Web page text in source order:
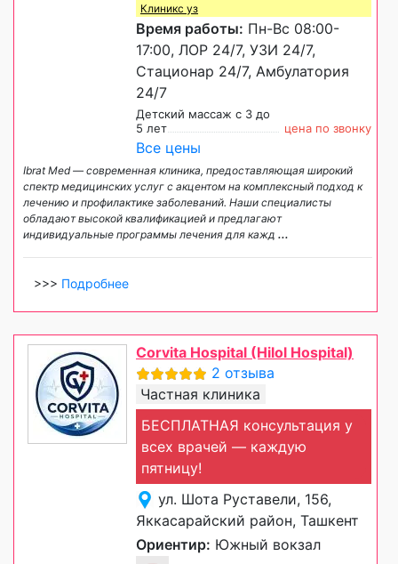
Клиникс уз
Время работы: Пн-Вс 08:00-
17:00, ЛОР 24/7, УЗИ 24/7,
Стационар 24/7, Амбулатория
24/7
Детский массаж с 3 до
5 лет
цена по звонку
Все цены
Ibrat Med — современная клиника, предоставляющая широкий
спектр медицинских услуг с акцентом на комплексный подход к
лечению и профилактике заболеваний. Наши специалисты
обладают высокой квалификацией и предлагают
индивидуальные программы лечения для кажд ...
>>> Подробнее
Corvita Hospital (Hilol Hospital)
2 отзыва
Частная клиника
БЕСПЛАТНАЯ консультация у
всех врачей — каждую
пятницу!
ул. Шота Руставели, 156,
Яккасарайский район, Ташкент
Ориентир: Южный вокзал